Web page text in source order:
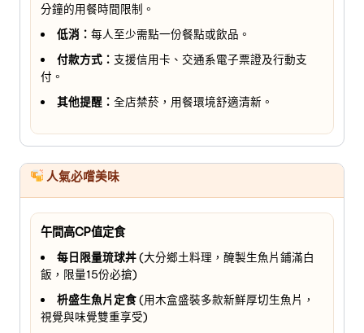
分鐘的用餐時間限制。
低消： 每人至少需點一份餐點或飲品。
付款方式： 支援信用卡、交通系電子票證及行動支
付。
其他提醒： 全店禁菸，用餐環境舒適清新。
人氣必嚐美味
午間高CP值定食
每日限量琉球丼(大分鄉土料理，醃製生魚片鋪滿白
飯，限量15份必搶)
枡盛生魚片定食(用木盒盛裝多款新鮮厚切生魚片，
視覺與味覺雙重享受)